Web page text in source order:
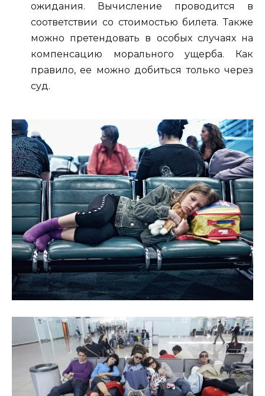
ожидания. Вычисление проводится в
соответствии со стоимостью билета. Также
можно претендовать в особых случаях на
компенсацию морального ущерба. Как
правило, ее можно добиться только через
суд.